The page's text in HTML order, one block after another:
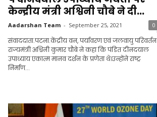
केन्द्रीय मंत्री अश्विनी चौबे ने दी...
Aadarshan Team - September 25, 2021 0
संवाददाता.पटना.केंद्रीय वन, पर्यावरण एवं जलवायु परिवर्तन
राज्यमंत्री अश्विनी कुमार चौबे ने कहा कि पंडित दीनदयाल
उपाध्याय एकात्म मानव दर्शन के प्रणेता थे।उन्होंने राष्ट्र
निर्माण...